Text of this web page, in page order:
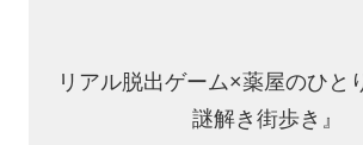
リアル脱出ゲーム×薬屋のひと
謎解き街歩き』